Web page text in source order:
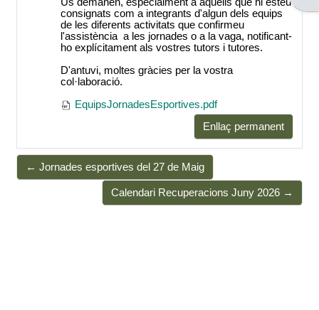
consignats com a integrants d'algun dels equips
de les diferents activitats que confirmeu
l'assistència a les jornades o a la vaga, notificant-
ho explícitament als vostres tutors i tutores.
D'antuvi, moltes gràcies per la vostra
col·laboració.
EquipsJornadesEsportives.pdf
Enllaç permanent
← Jornades esportives del 27 de Maig
Calendari Recuperacions Juny 2026 →